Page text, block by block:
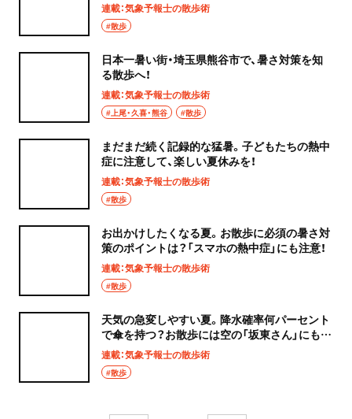
連載：気象予報士の散歩術
#散歩
日本一暑い街・埼玉県熊谷市で、暑さ対策を知
る散歩へ！
連載：気象予報士の散歩術
#上尾・久喜・熊谷 #散歩
まだまだ続く記録的な猛暑。子どもたちの熱中
症に注意して、楽しい夏休みを！
連載：気象予報士の散歩術
#散歩
お出かけしたくなる夏。お散歩に必須の暑さ対
策のポイントは？「スマホの熱中症」にも注意！
連載：気象予報士の散歩術
#散歩
天気の急変しやすい夏。降水確率何パーセント
で傘を持つ？お散歩には空の「坂東さん」にも注
意！？
連載：気象予報士の散歩術
#散歩